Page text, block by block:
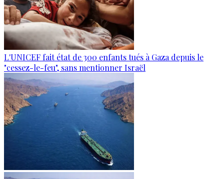
L'UNICEF fait état de 300 enfants tués à Gaza depuis le
"cessez-le-feu", sans mentionner Israël